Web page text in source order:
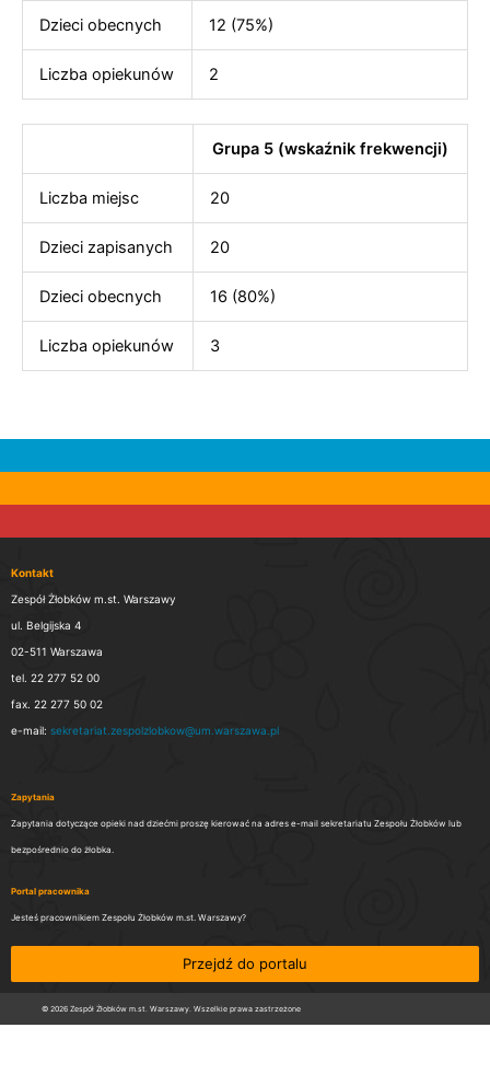
Dzieci obecnych 12 (75%)
Liczba opiekunów 2
Grupa 5 (wskaźnik frekwencji)
Liczba miejsc 20
Dzieci zapisanych 20
Dzieci obecnych 16 (80%)
Liczba opiekunów 3
Kontakt
Zespół Żłobków m.st. Warszawy
ul. Belgijska 4
02-511 Warszawa
tel. 22 277 52 00
fax. 22 277 50 02
e-mail: sekretariat.zespolzlobkow@um.warszawa.pl
Zapytania
Zapytania dotyczące opieki nad dziećmi proszę kierować na adres e-mail sekretariatu Zespołu Żłobków lub
bezpośrednio do żłobka.
Portal pracownika
Jesteś pracownikiem Zespołu Żłobków m.st. Warszawy?
Przejdź do portalu
© 2026 Zespół Żłobków m.st. Warszawy. Wszelkie prawa zastrzeżone